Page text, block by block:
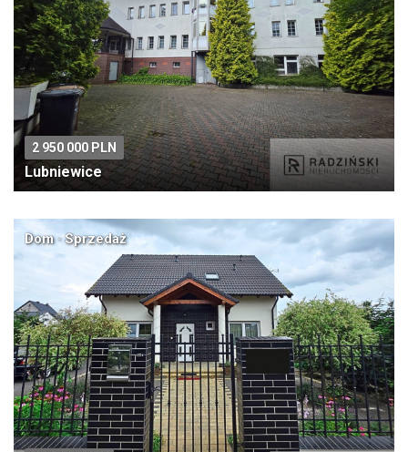
2 950 000 PLN
Lubniewice
Dom · Sprzedaż